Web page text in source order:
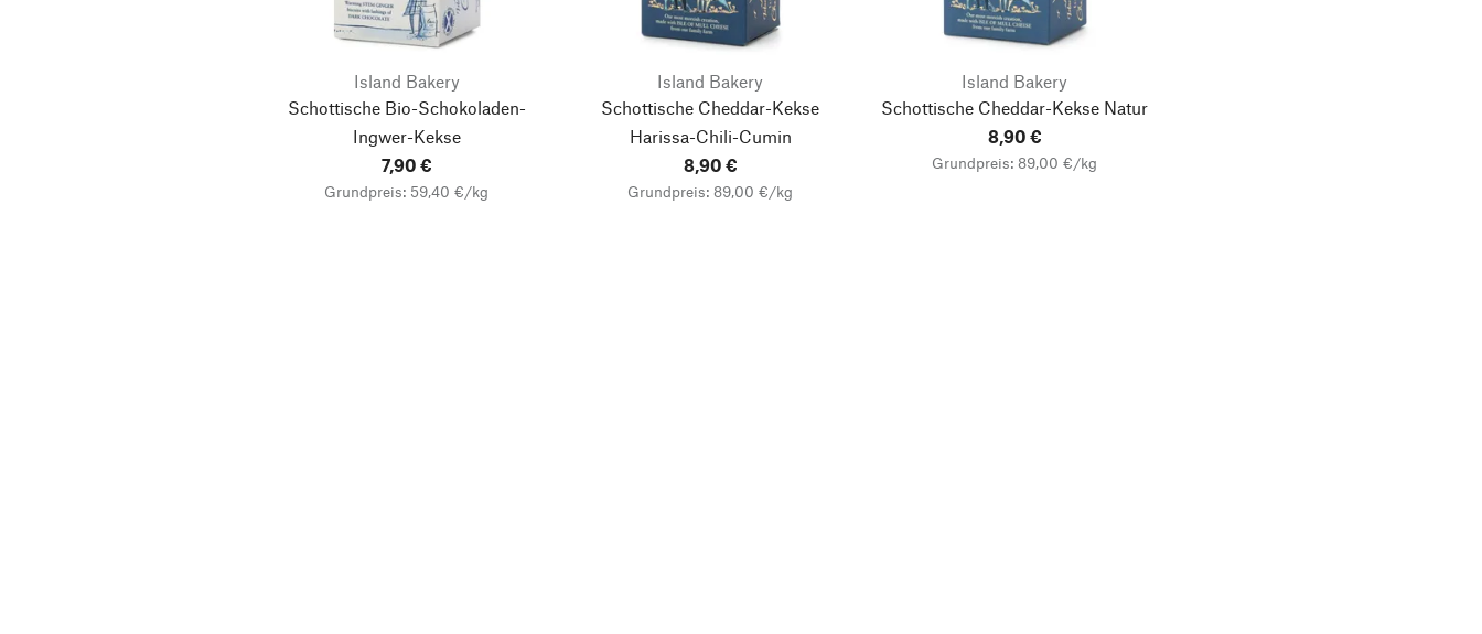
Island Bakery
Schottische Bio-Schokoladen-
Ingwer-Kekse
7,90 €
Grundpreis: 59,40 €/kg
Island Bakery
Schottische Cheddar-Kekse
Harissa-Chili-Cumin
8,90 €
Grundpreis: 89,00 €/kg
Island Bakery
Schottische Cheddar-Kekse Natur
8,90 €
Grundpreis: 89,00 €/kg